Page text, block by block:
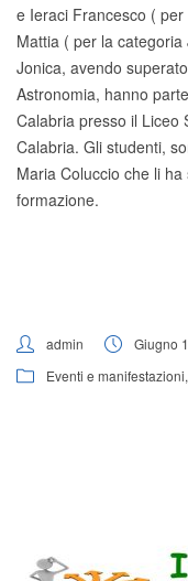
e Ieraci Francesco ( per
Mattia ( per la
Jonica, avendo
Astronomia, hanno
Calabria presso il Liceo
Calabria. Gli studenti,
Maria Coluccio che li
formazione.
admin Giugno
Eventi e manifestazioni,